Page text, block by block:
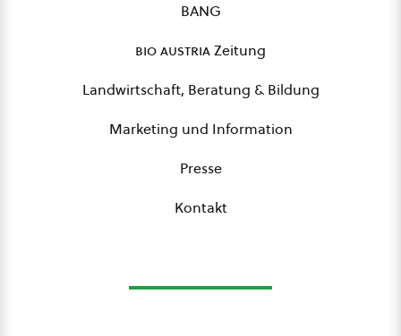
BANG
bio austriaZeitung
Landwirtschaft, Beratung & Bildung
Marketing und Information
Presse
Kontakt